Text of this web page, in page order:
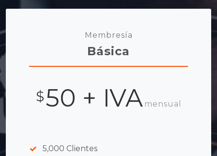
Membresía
Básica
$50 + IVA mensual
5,000 Clientes